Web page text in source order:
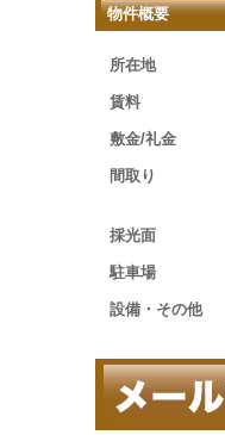
物件概要
所在地
賃料
敷金/礼金
間取り
採光面
駐車場
設備・その他